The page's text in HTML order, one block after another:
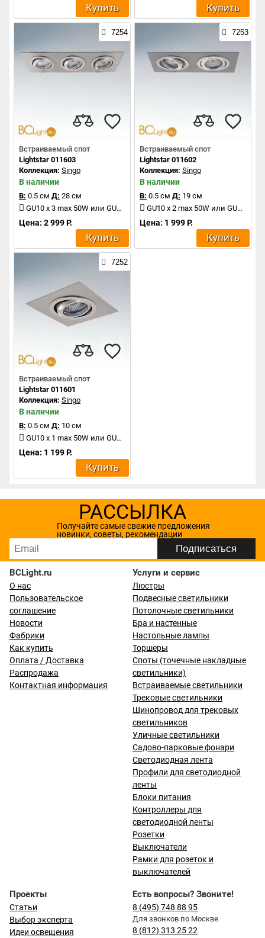
Купить Купить
7254
Встраиваемый спот
Lightstar 011603
Коллекция: Singo
В наличии
В: 0.5 см Д: 28 см
GU10 x 3 max 50W или GU5.3 x 3 max 50W
Цена: 2 999 Р.
Купить
7253
Встраиваемый спот
Lightstar 011602
Коллекция: Singo
В наличии
В: 0.5 см Д: 19 см
GU10 x 2 max 50W или GU5.3 x 2 max 50W
Цена: 1 999 Р.
Купить
7252
Встраиваемый спот
Lightstar 011601
Коллекция: Singo
В наличии
В: 0.5 см Д: 10 см
GU10 x 1 max 50W или GU5.3 x 1 max 50W
Цена: 1 199 Р.
Купить
РАССЫЛКА
Получайте самые свежие предложения
новинки, советы, рекомендации
BCLight.ru
О нас
Пользовательское
соглашение
Новости
Фабрики
Как купить
Оплата / Доставка
Распродажа
Контактная информация
Услуги и сервис
Люстры
Подвесные светильники
Потолочные светильники
Бра и настенные
Настольные лампы
Торшеры
Споты (точечные накладные
светильники)
Встраиваемые светильники
Трековые светильники
Шинопровод для трековых
светильников
Уличные светильники
Садово-парковые фонари
Светодиодная лента
Профили для светодиодной
ленты
Блоки питания
Контроллеры для
светодиодной ленты
Розетки
Выключатели
Рамки для розеток и
выключателей
Проекты
Статьи
Выбор эксперта
Идеи освещения
Есть вопросы? Звоните!
8 (495) 748 88 95
Для звонков по Москве
8 (812) 313 25 22